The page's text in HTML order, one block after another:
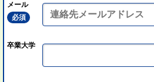
メール
必須
卒業大学